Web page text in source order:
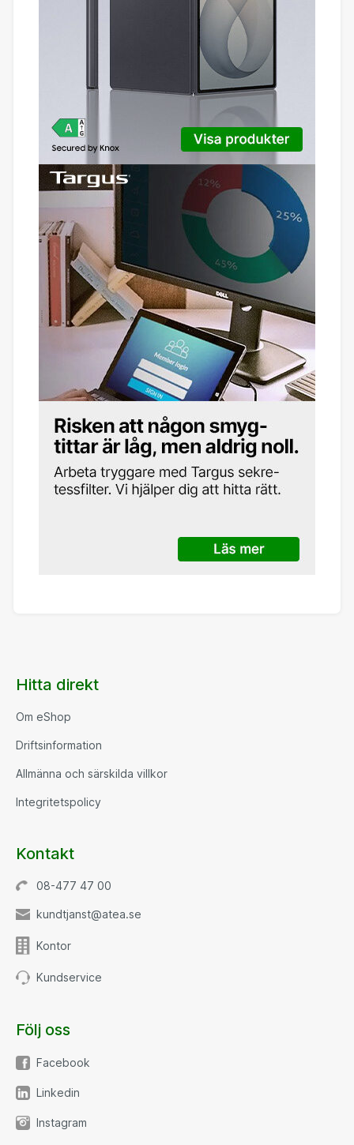
Hitta direkt
Om eShop
Driftsinformation
Allmänna och särskilda villkor
Integritetspolicy
Kontakt
08-477 47 00
kundtjanst@atea.se
Kontor
Kundservice
Följ oss
Facebook
Linkedin
Instagram